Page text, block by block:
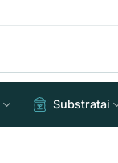
Substratai